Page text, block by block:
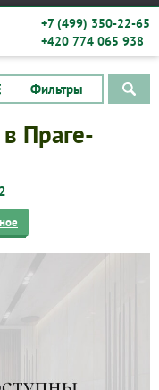
+7 (499) 350-22-65
+420 774 065 938
Фильтры
Праге-